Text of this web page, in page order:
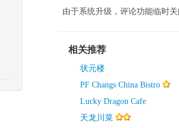
由于系统升级，评论功能临时
相关推荐
状元楼
PF Changs China Bistro
Lucky Dragon Cafe
天龙川菜